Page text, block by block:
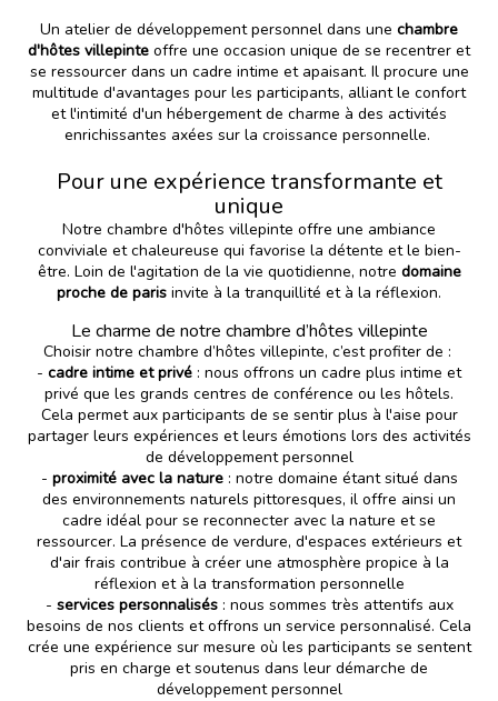
Un atelier de développement personnel dans une chambre
d'hôtes villepinte offre une occasion unique de se recentrer et
se ressourcer dans un cadre intime et apaisant. Il procure une
multitude d'avantages pour les participants, alliant le confort
et l'intimité d'un hébergement de charme à des activités
enrichissantes axées sur la croissance personnelle.
Pour une expérience transformante et
unique
Notre chambre d'hôtes villepinte offre une ambiance
conviviale et chaleureuse qui favorise la détente et le bien-
être. Loin de l'agitation de la vie quotidienne, notre domaine
proche de paris invite à la tranquillité et à la réflexion.
Le charme de notre chambre d’hôtes villepinte
Choisir notre chambre d’hôtes villepinte, c’est profiter de :
- cadre intime et privé : nous offrons un cadre plus intime et
privé que les grands centres de conférence ou les hôtels.
Cela permet aux participants de se sentir plus à l'aise pour
partager leurs expériences et leurs émotions lors des activités
de développement personnel
- proximité avec la nature : notre domaine étant situé dans
des environnements naturels pittoresques, il offre ainsi un
cadre idéal pour se reconnecter avec la nature et se
ressourcer. La présence de verdure, d'espaces extérieurs et
d'air frais contribue à créer une atmosphère propice à la
réflexion et à la transformation personnelle
- services personnalisés : nous sommes très attentifs aux
besoins de nos clients et offrons un service personnalisé. Cela
crée une expérience sur mesure où les participants se sentent
pris en charge et soutenus dans leur démarche de
développement personnel